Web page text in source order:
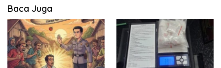
Baca Juga